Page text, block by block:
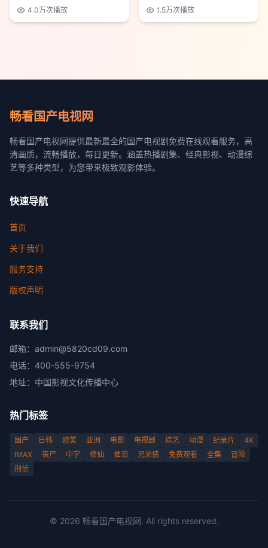
4.0万次播放 1.5万次播放
畅看国产电视网
畅看国产电视网提供最新最全的国产电视剧免费在线观看服务，高
清画质，流畅播放，每日更新。涵盖热播剧集、经典影视、动漫综
艺等多种类型，为您带来极致观影体验。
快速导航
首页
关于我们
服务支持
版权声明
联系我们
邮箱： admin@5820cd09.com
电话： 400-555-9754
地址： 中国影视文化传播中心
热门标签
国产 日韩 欧美 亚洲 电影 电视剧 综艺 动漫 纪录片
4K
IMAX
丧尸 中字 修仙 催泪 兄弟情 免费观看 全集
冒险
刑侦
© 2026 畅看国产电视网. All rights reserved.